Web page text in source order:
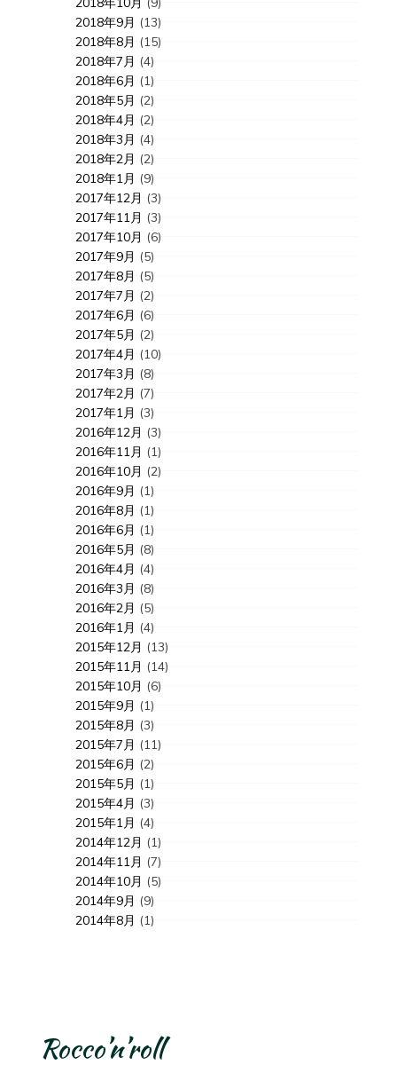
2018年9月 (13)
2018年8月 (15)
2018年7月 (4)
2018年6月 (1)
2018年5月 (2)
2018年4月 (2)
2018年3月 (4)
2018年2月 (2)
2018年1月 (9)
2017年12月 (3)
2017年11月 (3)
2017年10月 (6)
2017年9月 (5)
2017年8月 (5)
2017年7月 (2)
2017年6月 (6)
2017年5月 (2)
2017年4月 (10)
2017年3月 (8)
2017年2月 (7)
2017年1月 (3)
2016年12月 (3)
2016年11月 (1)
2016年10月 (2)
2016年9月 (1)
2016年8月 (1)
2016年6月 (1)
2016年5月 (8)
2016年4月 (4)
2016年3月 (8)
2016年2月 (5)
2016年1月 (4)
2015年12月 (13)
2015年11月 (14)
2015年10月 (6)
2015年9月 (1)
2015年8月 (3)
2015年7月 (11)
2015年6月 (2)
2015年5月 (1)
2015年4月 (3)
2015年1月 (4)
2014年12月 (1)
2014年11月 (7)
2014年10月 (5)
2014年9月 (9)
2014年8月 (1)
Rocco’n’roll